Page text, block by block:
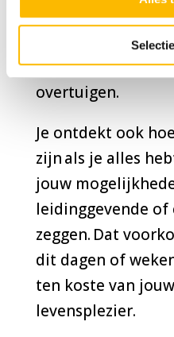
zachte manier
anderen de zin
ideeën, zonder
overtuigen.
Je ontdekt ook
zijn als je alles
jouw
leidinggevende of
zeggen. Dat
dit dagen of
ten koste van
levensplezier.